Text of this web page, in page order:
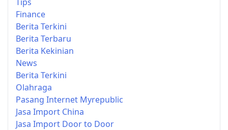
Finance
Berita Terkini
Berita Terbaru
Berita Kekinian
News
Berita Terkini
Olahraga
Pasang Internet Myrepublic
Jasa Import China
Jasa Import Door to Door